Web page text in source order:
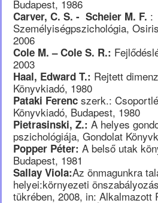
Budapest, 1986
Carver, C. S. - Scheier M. F. :
Személyiségpszichológia,
2006
Cole M. – Cole S. R.:
2003
Haal, Edward T.: Rejtett
Könyvkiadó, 1980
Pataki Ferenc szerk.:
Könyvkiadó, Budapest, 1980
Pietrasinski, Z.: A helyes
pszichológiája, Gondolat
Popper Péter: A belső utak
Budapest, 1981
Sallay Viola:Az önmagunkra
helyei:környezeti
tükrében, 2008, in: Alkalmazott